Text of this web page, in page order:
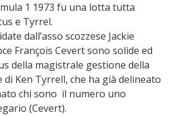
1 1973 fu una lotta tutta
e Tyrrel.
dall’asso scozzese Jackie
François Cevert sono solide ed
della magistrale gestione della
Ken Tyrrell, che ha già delineato
chi sono il numero uno
(Cevert).